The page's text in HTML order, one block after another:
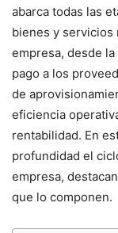
abarca todas las
bienes y servicios
empresa, desde
pago a los
de
eficiencia
rentabilidad. En
profundidad el
empresa,
que lo componen.